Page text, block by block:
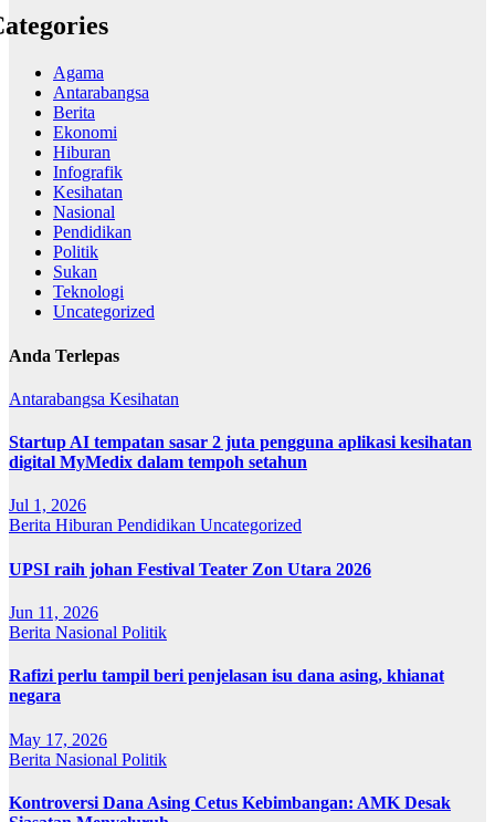
Agama
Antarabangsa
Berita
Ekonomi
Hiburan
Infografik
Kesihatan
Nasional
Pendidikan
Politik
Sukan
Teknologi
Uncategorized
Anda Terlepas
Antarabangsa Kesihatan
Startup AI tempatan sasar 2 juta pengguna aplikasi kesihatan
digital MyMedix dalam tempoh setahun
Jul 1, 2026
Berita Hiburan Pendidikan Uncategorized
UPSI raih johan Festival Teater Zon Utara 2026
Jun 11, 2026
Berita Nasional Politik
Rafizi perlu tampil beri penjelasan isu dana asing, khianat
negara
May 17, 2026
Berita Nasional Politik
Kontroversi Dana Asing Cetus Kebimbangan: AMK Desak